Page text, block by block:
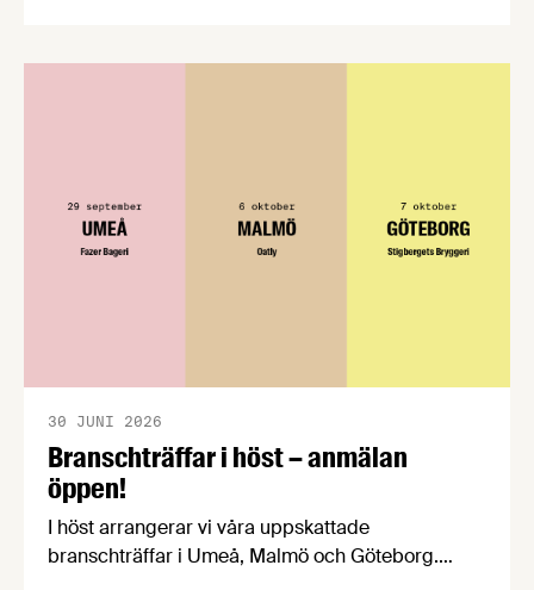
konsumentmaktsdirektivet. Livsmedelsföretagen
Branschträffar i höst – anmälan
öppen!
30 JUNI 2026
I höst arrangerar vi våra uppskattade
branschträffar i Umeå, Malmö och Göteborg.